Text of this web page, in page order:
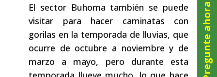
El sector Buhoma también se puede
visitar para hacer caminatas con
gorilas en la temporada de lluvias, que
ocurre de octubre a noviembre y de
marzo a mayo, pero durante esta
Pregunte ahora